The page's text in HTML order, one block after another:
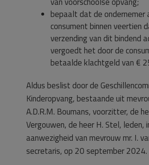
bepaalt dat de ondernemer
consument binnen veertien
verzending van dit bindend
vergoedt het door de
betaalde klachtgeld van €
Aldus beslist door de
Kinderopvang, bestaande uit
A.D.R.M. Boumans, voorzitter, de
Vergouwen, de heer H. Stel, leden,
aanwezigheid van mevrouw mr. I.
secretaris, op 20 september 2024.